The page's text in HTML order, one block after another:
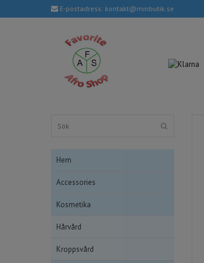
E-postadress: kontakt@minbutik.se
Hem
Accessories
Kosmetika
Hårvård
Kroppsvård